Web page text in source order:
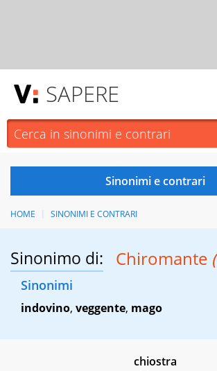
SAPERE
HOME SINONIMI E CONTRARI
Sinonimo di: Chiromante
Sinonimi
indovino, veggente, mago
chiostra